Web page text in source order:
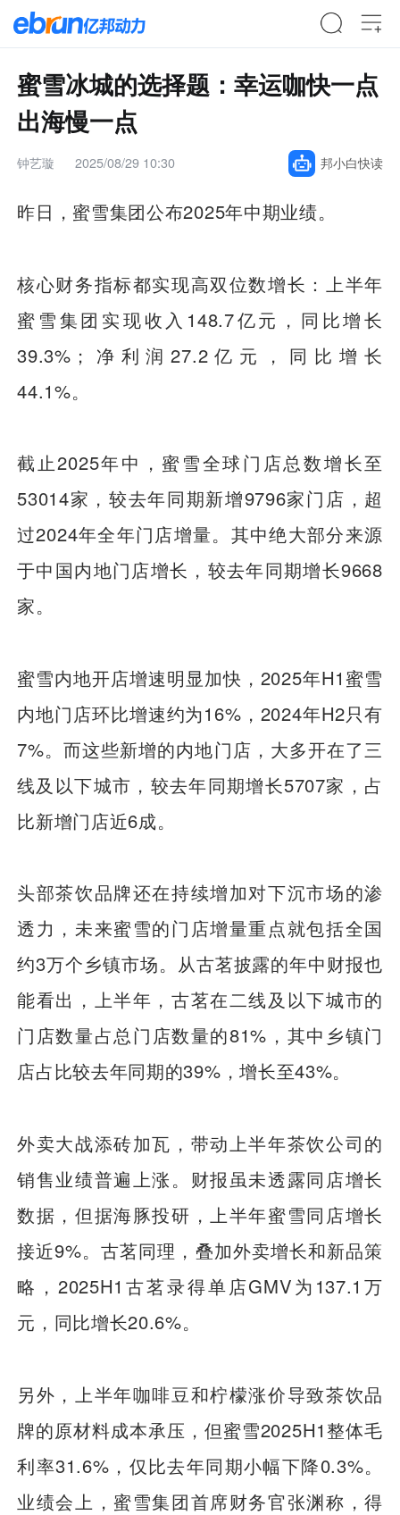
蜜雪冰城的选择题：幸运咖快一点
出海慢一点
钟艺璇 2025/08/29 10:30 邦小白快读
昨日，蜜雪集团公布2025年中期业绩。
核心财务指标都实现高双位数增长：上半年
蜜雪集团实现收入148.7亿元，同比增长
39.3%；净利润27.2亿元，同比增长
44.1%。
截止2025年中，蜜雪全球门店总数增长至
53014家，较去年同期新增9796家门店，超
过2024年全年门店增量。其中绝大部分来源
于中国内地门店增长，较去年同期增长9668
家。
蜜雪内地开店增速明显加快，2025年H1蜜雪
内地门店环比增速约为16%，2024年H2只有
7%。而这些新增的内地门店，大多开在了三
线及以下城市，较去年同期增长5707家，占
比新增门店近6成。
头部茶饮品牌还在持续增加对下沉市场的渗
透力，未来蜜雪的门店增量重点就包括全国
约3万个乡镇市场。从古茗披露的年中财报也
能看出，上半年，古茗在二线及以下城市的
门店数量占总门店数量的81%，其中乡镇门
店占比较去年同期的39%，增长至43%。
外卖大战添砖加瓦，带动上半年茶饮公司的
销售业绩普遍上涨。财报虽未透露同店增长
数据，但据海豚投研，上半年蜜雪同店增长
接近9%。古茗同理，叠加外卖增长和新品策
略，2025H1古茗录得单店GMV为137.1万
元，同比增长20.6%。
另外，上半年咖啡豆和柠檬涨价导致茶饮品
牌的原材料成本承压，但蜜雪2025H1整体毛
利率31.6%，仅比去年同期小幅下降0.3%。
业绩会上，蜜雪集团首席财务官张渊称，得